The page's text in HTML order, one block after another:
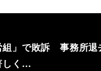
組」で敗訴 事務所退
しく…